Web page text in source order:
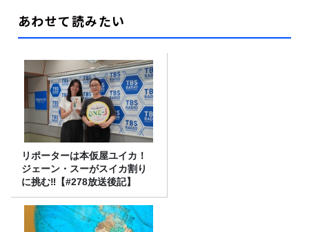
あわせて読みたい
リポーターは本仮屋ユイカ！
ジェーン・スーがスイカ割り
に挑む‼【#278放送後記】